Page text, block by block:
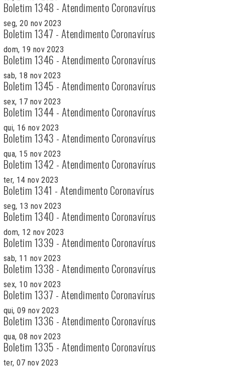
Boletim 1348 - Atendimento Coronavírus
seg, 20 nov 2023
Boletim 1347 - Atendimento Coronavírus
dom, 19 nov 2023
Boletim 1346 - Atendimento Coronavírus
sab, 18 nov 2023
Boletim 1345 - Atendimento Coronavírus
sex, 17 nov 2023
Boletim 1344 - Atendimento Coronavírus
qui, 16 nov 2023
Boletim 1343 - Atendimento Coronavírus
qua, 15 nov 2023
Boletim 1342 - Atendimento Coronavírus
ter, 14 nov 2023
Boletim 1341 - Atendimento Coronavírus
seg, 13 nov 2023
Boletim 1340 - Atendimento Coronavírus
dom, 12 nov 2023
Boletim 1339 - Atendimento Coronavírus
sab, 11 nov 2023
Boletim 1338 - Atendimento Coronavírus
sex, 10 nov 2023
Boletim 1337 - Atendimento Coronavírus
qui, 09 nov 2023
Boletim 1336 - Atendimento Coronavírus
qua, 08 nov 2023
Boletim 1335 - Atendimento Coronavírus
ter, 07 nov 2023